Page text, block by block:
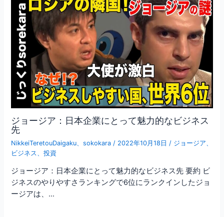
ジョージア：日本企業にとって魅力的なビジネス
先
NikkeiTeretouDaigaku 、sokokara / 2022年10月18日 / ジョージア
ビジネス
、投資
ジョージア：日本企業にとって魅力的なビジネス先 要約 ビ
ジネスのやりやすさランキングで6位にランクインしたジョ
ージアは、…